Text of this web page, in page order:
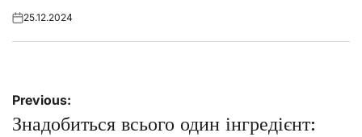
Posted
25.12.2024
Навігація
записів
Previous:
Знадобиться всього один інгредієнт: